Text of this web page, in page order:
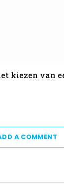
kiezen van
A COMMENT